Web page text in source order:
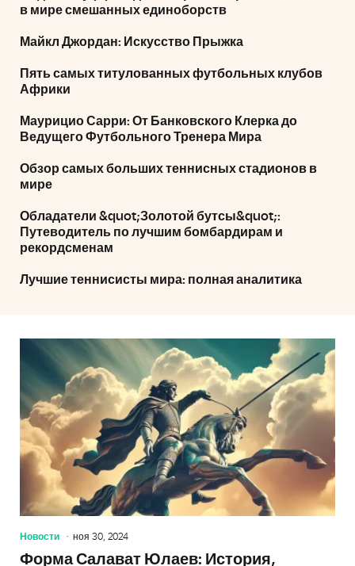
в мире смешанных единоборств
Майкл Джордан: Искусство Прыжка
Пять самых титулованных футбольных клубов
Африки
Маурицио Сарри: От Банковского Клерка до
Ведущего Футбольного Тренера Мира
Обзор самых больших теннисных стадионов в
мире
Обладатели &quot;Золотой бутсы&quot;:
Путеводитель по лучшим бомбардирам и
рекордсменам
Лучшие теннисисты мира: полная аналитика
Новости ноя 30, 2024
Форма Салават Юлаев: История,